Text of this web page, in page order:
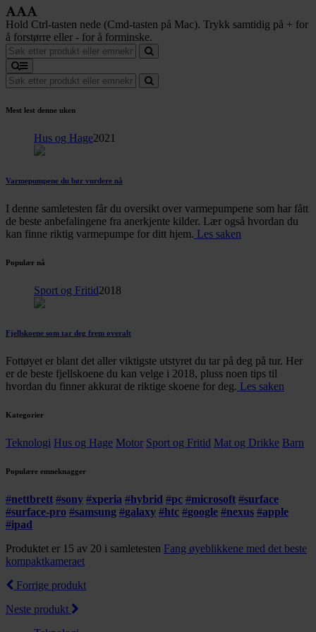
Hold Ctrl-tasten nede (Cmd-tasten på Mac). Trykk samtidig på + for
å forstørre eller - for å forminske.
Mest lest denne uken
Hus og Hage2021
Varmepumpene du bør vurdere nå
I denne samletesten får du oversikt over varmepumpene som har fått
de beste anbefalingene fra anerkjente kilder. Lær også hvordan du
kan finne riktig varmepumpe for ditt hjem. Les saken
Populær nå
Sport og Fritid2018
Fjellskoene som tar deg frem overalt
Fottøyet er blant det aller viktigste utstyret du tar på deg på tur. Her
er de beste fjellskoene du kan velge i 2018, pluss noen tips til
hvordan du finner akkurat de riktige skoene for deg. Les saken
Kategorier
Teknologi Hus og Hage Motor Sport og Fritid Mat og Drikke Barn
Populære emneknagger
#nettbrett #sony #xperia #hybrid #pc #microsoft #surface
#surface-pro #samsung #galaxy #htc #google #nexus #apple
#ipad
Produktet er 15 av 20 i samletesten Fang øyeblikkene med det beste
kompaktkameraet
Forrige produkt
Neste produkt